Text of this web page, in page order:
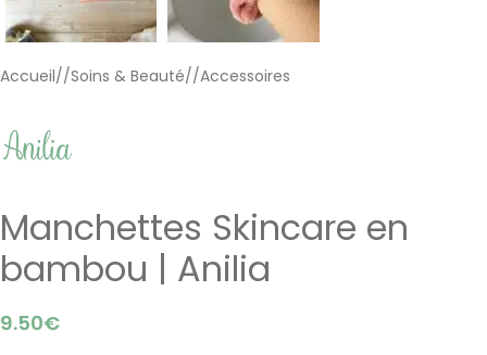
Accueil/ Soins & Beauté/ Accessoires
Manchettes Skincare en
bambou | Anilia
9.50€